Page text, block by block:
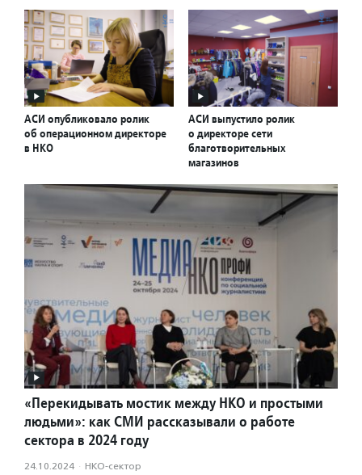
АСИ опубликовало ролик
об операционном директоре
в НКО
АСИ выпустило ролик
о директоре сети
благотворительных
магазинов
«Перекидывать мостик между НКО и простыми
людьми»: как СМИ рассказывали о работе
сектора в 2024 году
24.10.2024 · НКО-сектор